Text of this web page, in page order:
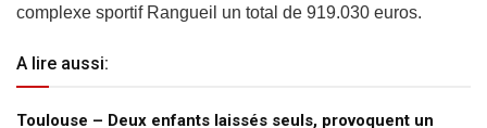
complexe sportif Rangueil un total de 919.030 euros.
A lire aussi:
Toulouse – Deux enfants laissés seuls, provoquent un